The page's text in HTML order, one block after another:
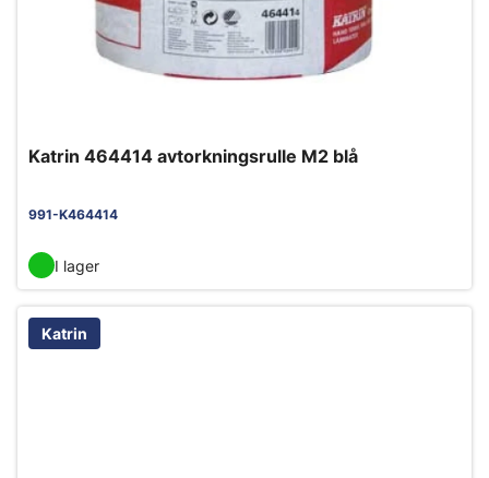
Katrin 464414 avtorkningsrulle M2 blå
991-K464414
I lager
Katrin